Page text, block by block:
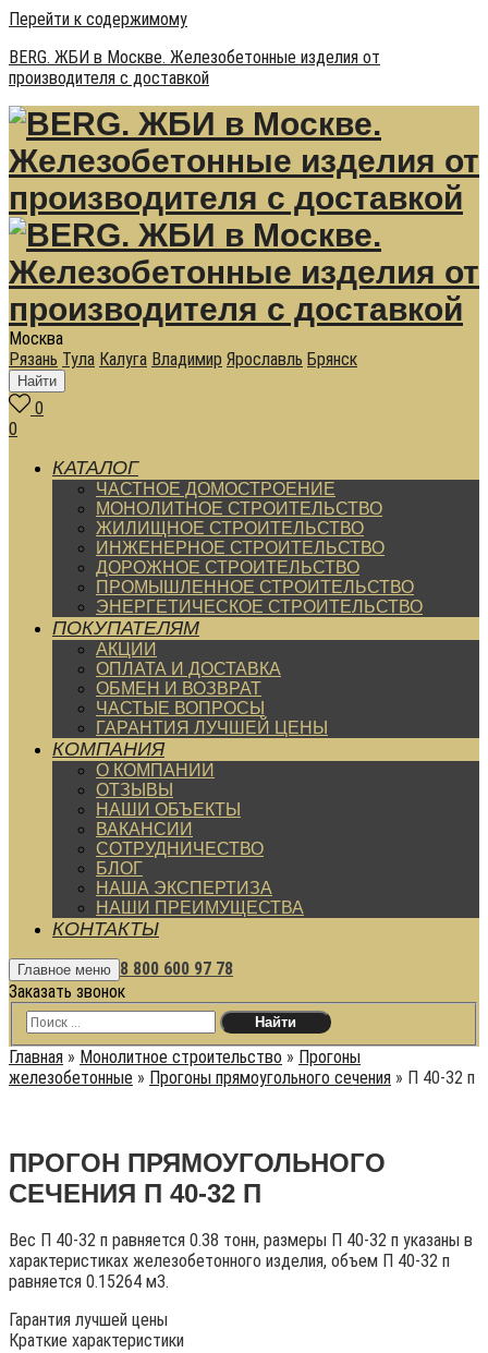
Перейти к содержимому
BERG. ЖБИ в Москве. Железобетонные изделия от
производителя с доставкой
Москва
Рязань Тула Калуга Владимир Ярославль Брянск
Найти
0
0
КАТАЛОГ
ЧАСТНОЕ ДОМОСТРОЕНИЕ
МОНОЛИТНОЕ СТРОИТЕЛЬСТВО
ЖИЛИЩНОЕ СТРОИТЕЛЬСТВО
ИНЖЕНЕРНОЕ СТРОИТЕЛЬСТВО
ДОРОЖНОЕ СТРОИТЕЛЬСТВО
ПРОМЫШЛЕННОЕ СТРОИТЕЛЬСТВО
ЭНЕРГЕТИЧЕСКОЕ СТРОИТЕЛЬСТВО
ПОКУПАТЕЛЯМ
АКЦИИ
ОПЛАТА И ДОСТАВКА
ОБМЕН И ВОЗВРАТ
ЧАСТЫЕ ВОПРОСЫ
ГАРАНТИЯ ЛУЧШЕЙ ЦЕНЫ
КОМПАНИЯ
О КОМПАНИИ
ОТЗЫВЫ
НАШИ ОБЪЕКТЫ
ВАКАНСИИ
СОТРУДНИЧЕСТВО
БЛОГ
НАША ЭКСПЕРТИЗА
НАШИ ПРЕИМУЩЕСТВА
КОНТАКТЫ
Главное меню 8 800 600 97 78
Заказать звонок
Главная » Монолитное строительство » Прогоны
железобетонные » Прогоны прямоугольного сечения » П 40-32 п
ПРОГОН ПРЯМОУГОЛЬНОГО
СЕЧЕНИЯ П 40-32 П
Вес П 40-32 п равняется 0.38 тонн, размеры П 40-32 п указаны в
характеристиках железобетонного изделия, объем П 40-32 п
равняется 0.15264 м3.
Гарантия лучшей цены
Краткие характеристики